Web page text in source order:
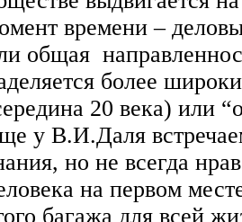
времени –
общая
более
20 века) или
у В.И.Даля
но не всегда
на первом
багажа для всей